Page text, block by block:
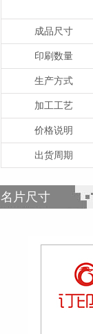
成品尺寸
印刷数量
生产方式
加工工艺
价格说明
出货周期
名片尺寸